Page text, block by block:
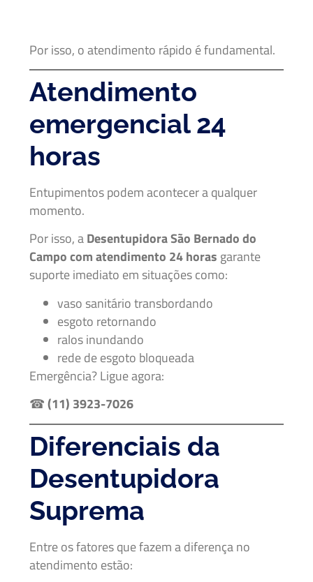
Por isso, o atendimento rápido é fundamental.
Atendimento
emergencial 24
horas
Entupimentos podem acontecer a qualquer
momento.
Por isso, aDesentupidora São Bernado do
Campo com atendimento 24 horas garante
suporte imediato em situações como:
vaso sanitário transbordando
esgoto retornando
ralos inundando
rede de esgoto bloqueada
Emergência? Ligue agora:
☎(11) 3923-7026
Diferenciais da
Desentupidora
Suprema
Entre os fatores que fazem a diferença no
atendimento estão: